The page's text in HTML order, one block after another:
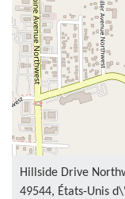
Hillside Drive
49544, États-Unis